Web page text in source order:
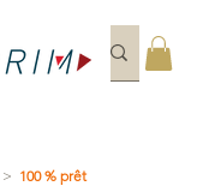
> 100 % prêt